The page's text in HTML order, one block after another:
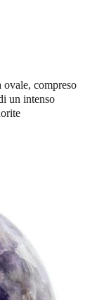
ovale, compreso
un intenso